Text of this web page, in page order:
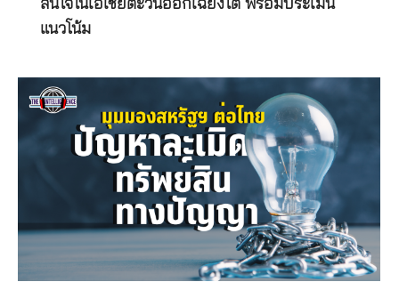
สนใจในเอเชียตะวันออกเฉียงใต้ พร้อมประเมิน
แนวโน้ม